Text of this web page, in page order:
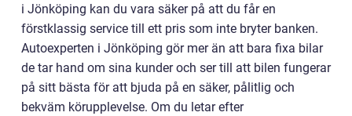
i Jönköping kan du vara säker på att du får en
förstklassig service till ett pris som inte bryter banken.
Autoexperten i Jönköping gör mer än att bara fixa bilar
de tar hand om sina kunder och ser till att bilen fungerar
på sitt bästa för att bjuda på en säker, pålitlig och
bekväm körupplevelse. Om du letar efter